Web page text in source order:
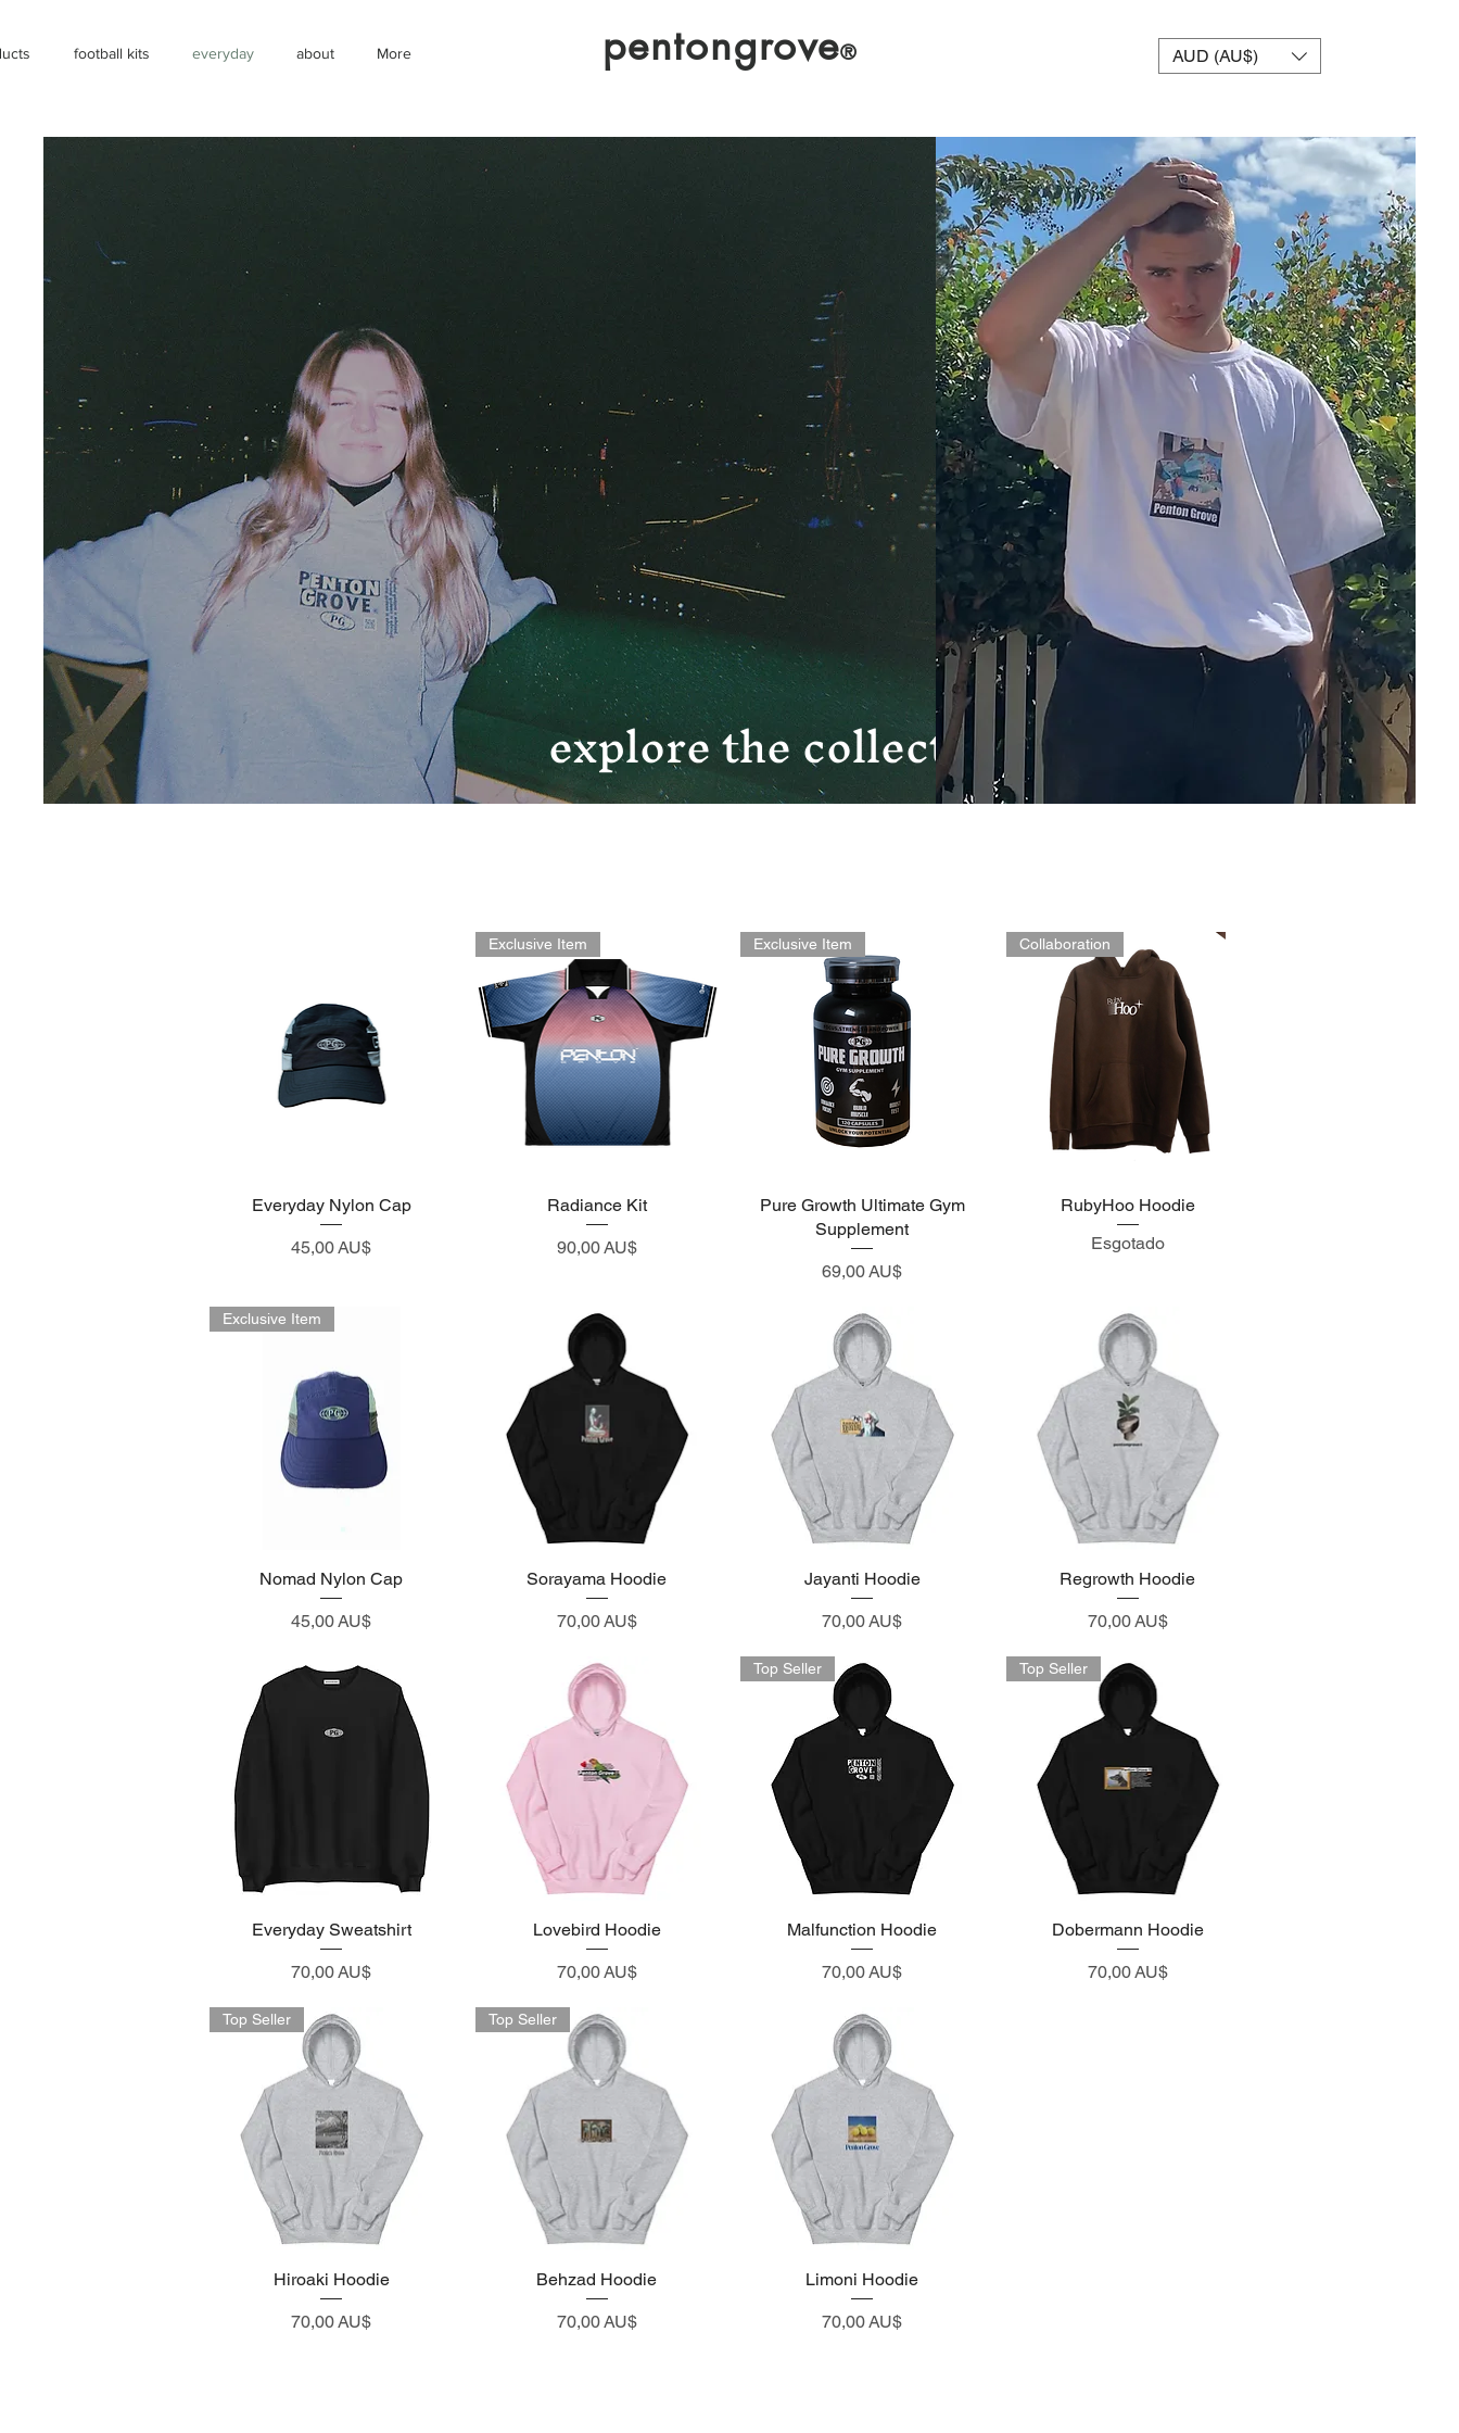
football kits everyday about More pentongrove® AUD (AU$)
explore the collection.
Visualização rápida
Everyday Nylon Cap
Preço
45,00 AU$
Visualização rápida
Exclusive Item
Radiance Kit
Preço
90,00 AU$
Visualização rápida
Exclusive Item
Pure Growth Ultimate Gym
Supplement
Preço
69,00 AU$
Visualização rápida
Collaboration
RubyHoo Hoodie
Esgotado
Visualização rápida
Exclusive Item
Nomad Nylon Cap
Preço
45,00 AU$
Visualização rápida
Sorayama Hoodie
Preço
70,00 AU$
Visualização rápida
Jayanti Hoodie
Preço
70,00 AU$
Visualização rápida
Regrowth Hoodie
Preço
70,00 AU$
Visualização rápida
Everyday Sweatshirt
Preço
70,00 AU$
Visualização rápida
Lovebird Hoodie
Preço
70,00 AU$
Visualização rápida
Top Seller
Malfunction Hoodie
Preço
70,00 AU$
Visualização rápida
Top Seller
Dobermann Hoodie
Preço
70,00 AU$
Visualização rápida
Top Seller
Hiroaki Hoodie
Preço
70,00 AU$
Visualização rápida
Top Seller
Behzad Hoodie
Preço
70,00 AU$
Visualização rápida
Limoni Hoodie
Preço
70,00 AU$